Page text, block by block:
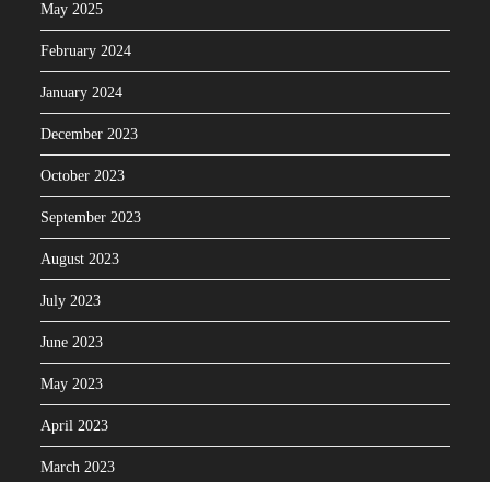
May 2025
February 2024
January 2024
December 2023
October 2023
September 2023
August 2023
July 2023
June 2023
May 2023
April 2023
March 2023